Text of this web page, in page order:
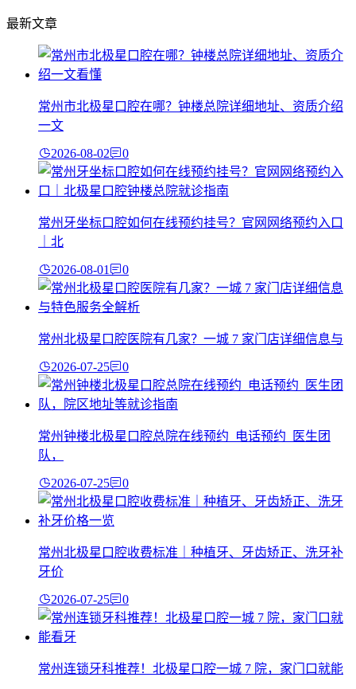
最新文章
常州市北极星口腔在哪？钟楼总院详细地址、资质介绍
一文
2026-08-02 0
常州牙坐标口腔如何在线预约挂号？官网网络预约入口
｜北
2026-08-01 0
常州北极星口腔医院有几家？一城 7 家门店详细信息与
2026-07-25 0
常州钟楼北极星口腔总院在线预约_电话预约_医生团
队，
2026-07-25 0
常州北极星口腔收费标准｜种植牙、牙齿矫正、洗牙补
牙价
2026-07-25 0
常州连锁牙科推荐！北极星口腔一城 7 院，家门口就能